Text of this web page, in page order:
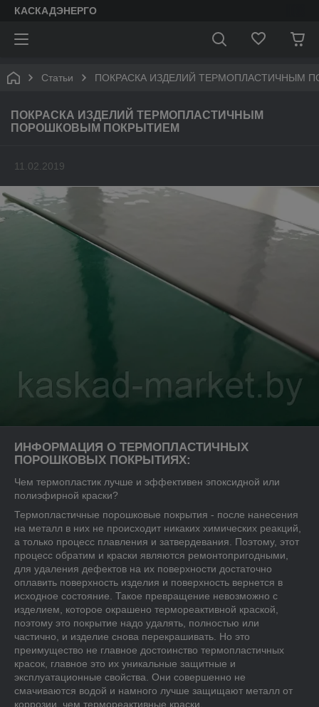
КАСКАДЭНЕРГО
Статьи ПОКРАСКА ИЗДЕЛИЙ ТЕРМОПЛАСТИЧНЫМ
ПОКРАСКА ИЗДЕЛИЙ ТЕРМОПЛАСТИЧНЫМ
ПОРОШКОВЫМ ПОКРЫТИЕМ
11.02.2019
ИНФОРМАЦИЯ О ТЕРМОПЛАСТИЧНЫХ
ПОРОШКОВЫХ ПОКРЫТИЯХ:
Чем термопластик лучше и эффективен эпоксидной или
полиэфирной краски?
Термопластичные порошковые покрытия - после нанесения
на металл в них не происходит никаких химических реакций,
а только процесс плавления и затвердевания. Поэтому, этот
процесс обратим и краски являются ремонтопригодными,
для удаления дефектов на их поверхности достаточно
оплавить поверхность изделия и поверхность вернется в
исходное состояние. Такое превращение невозможно с
изделием, которое окрашено термореактивной краской,
поэтому это покрытие надо удалять, полностью или
частично, и изделие снова перекрашивать. Но это
преимущество не главное достоинство термопластичных
красок, главное это их уникальные защитные и
эксплуатационные свойства. Они совершенно не
смачиваются водой и намного лучше защищают металл от
коррозии, чем термореактивные краски.